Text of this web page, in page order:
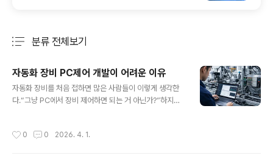
분류 전체보기
자동화 장비 PC제어 개발이 어려운 이유
자동화 장비를 처음 접하면 많은 사람들이 이렇게 생각한
다.“그냥 PC에서 장비 제어하면 되는 거 아닌가?”하지만
램 개발이 아니라, 하드웨어 + 소프트웨어 + 실시간 제어
0 0 2026. 4. 1.